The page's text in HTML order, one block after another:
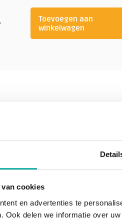
cookies
en advertenties te
Ook delen we informatie over
braken. Bij een deel van deze
duidelijk waarom sommige
maagzweer) krijgen en
daarbij een rol.
de binnenkant van de maag
is de ziekte van Ménétrier.
een reuzenplooienmaag. Hoe
bekend. Mogelijk speelt een
eventueel in combinatie met
Toevoegen aan
winkelwagen